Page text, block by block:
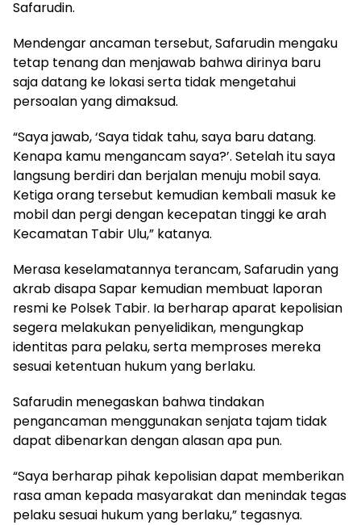
Safarudin.
Mendengar ancaman tersebut, Safarudin mengaku
tetap tenang dan menjawab bahwa dirinya baru
saja datang ke lokasi serta tidak mengetahui
persoalan yang dimaksud.
“Saya jawab, ‘Saya tidak tahu, saya baru datang.
Kenapa kamu mengancam saya?’. Setelah itu saya
langsung berdiri dan berjalan menuju mobil saya.
Ketiga orang tersebut kemudian kembali masuk ke
mobil dan pergi dengan kecepatan tinggi ke arah
Kecamatan Tabir Ulu,” katanya.
Merasa keselamatannya terancam, Safarudin yang
akrab disapa Sapar kemudian membuat laporan
resmi ke Polsek Tabir. Ia berharap aparat kepolisian
segera melakukan penyelidikan, mengungkap
identitas para pelaku, serta memproses mereka
sesuai ketentuan hukum yang berlaku.
Safarudin menegaskan bahwa tindakan
pengancaman menggunakan senjata tajam tidak
dapat dibenarkan dengan alasan apa pun.
“Saya berharap pihak kepolisian dapat memberikan
rasa aman kepada masyarakat dan menindak tegas
pelaku sesuai hukum yang berlaku,” tegasnya.